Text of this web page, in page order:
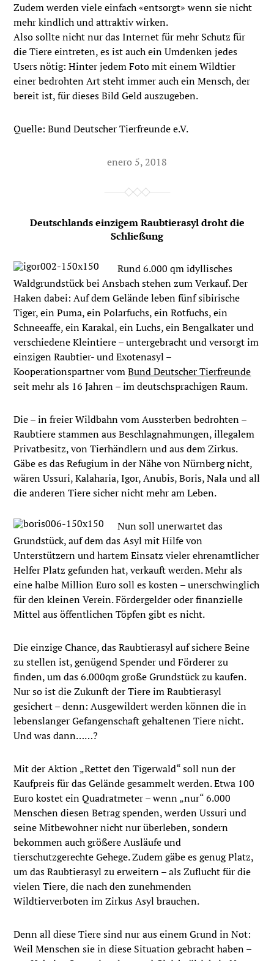
Zudem werden viele einfach «entsorgt» wenn sie nicht
mehr kindlich und attraktiv wirken.
Also sollte nicht nur das Internet für mehr Schutz für
die Tiere eintreten, es ist auch ein Umdenken jedes
Users nötig: Hinter jedem Foto mit einem Wildtier
einer bedrohten Art steht immer auch ein Mensch, der
bereit ist, für dieses Bild Geld auszugeben.
Quelle: Bund Deutscher Tierfreunde e.V.
enero 5, 2018
Deutschlands einzigem Raubtierasyl droht die
Schließung
Rund 6.000 qm idyllisches
Waldgrundstück bei Ansbach stehen zum Verkauf. Der
Haken dabei: Auf dem Gelände leben fünf sibirische
Tiger, ein Puma, ein Polarfuchs, ein Rotfuchs, ein
Schneeaffe, ein Karakal, ein Luchs, ein Bengalkater und
verschiedene Kleintiere – untergebracht und versorgt im
einzigen Raubtier- und Exotenasyl –
Kooperationspartner vomBund Deutscher Tierfreunde
seit mehr als 16 Jahren – im deutschsprachigen Raum.
Die – in freier Wildbahn vom Aussterben bedrohten –
Raubtiere stammen aus Beschlagnahmungen, illegalem
Privatbesitz, von Tierhändlern und aus dem Zirkus.
Gäbe es das Refugium in der Nähe von Nürnberg nicht,
wären Ussuri, Kalaharia, Igor, Anubis, Boris, Nala und all
die anderen Tiere sicher nicht mehr am Leben.
Nun soll unerwartet das
Grundstück, auf dem das Asyl mit Hilfe von
Unterstützern und hartem Einsatz vieler ehrenamtlicher
Helfer Platz gefunden hat, verkauft werden. Mehr als
eine halbe Million Euro soll es kosten – unerschwinglich
für den kleinen Verein. Fördergelder oder finanzielle
Mittel aus öffentlichen Töpfen gibt es nicht.
Die einzige Chance, das Raubtierasyl auf sichere Beine
zu stellen ist, genügend Spender und Förderer zu
finden, um das 6.000qm große Grundstück zu kaufen.
Nur so ist die Zukunft der Tiere im Raubtierasyl
gesichert – denn: Ausgewildert werden können die in
lebenslanger Gefangenschaft gehaltenen Tiere nicht.
Und was dann……?
Mit der Aktion „Rettet den Tigerwald“ soll nun der
Kaufpreis für das Gelände gesammelt werden. Etwa 100
Euro kostet ein Quadratmeter – wenn „nur“ 6.000
Menschen diesen Betrag spenden, werden Ussuri und
seine Mitbewohner nicht nur überleben, sondern
bekommen auch größere Ausläufe und
tierschutzgerechte Gehege. Zudem gäbe es genug Platz,
um das Raubtierasyl zu erweitern – als Zuflucht für die
vielen Tiere, die nach den zunehmenden
Wildtierverboten im Zirkus Asyl brauchen.
Denn all diese Tiere sind nur aus einem Grund in Not:
Weil Menschen sie in diese Situation gebracht haben –